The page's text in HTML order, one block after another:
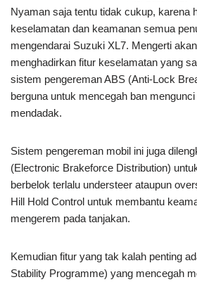
Nyaman saja tentu tidak cukup, karena
keselamatan dan keamanan semua
mengendarai Suzuki XL7. Mengerti
menghadirkan fitur keselamatan yang
sistem pengereman ABS (Anti-Lock
berguna untuk mencegah ban
mendadak.
Sistem pengereman mobil ini juga
(Electronic Brakeforce Distribution)
berbelok terlalu understeer ataupun
Hill Hold Control untuk membantu
mengerem pada tanjakan.
Kemudian fitur yang tak kalah penting
Stability Programme) yang mencegah